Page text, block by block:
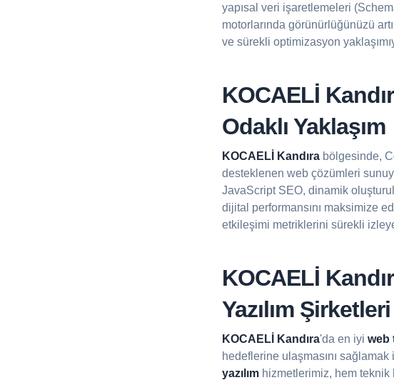
yapısal veri işaretlemeleri
motorlarında görünürlüğünüzü
ve sürekli optimizasyon
KOCAELİ
Odaklı Yaklaşım
KOCAELİ Kandırabölgesinde,
desteklenen web çözümleri
JavaScript SEO, dinamik
dijital performansını maksimize
etkileşimi metriklerini sürekli
KOCAELİ
Yazılım Şirketleri
KOCAELİ Kandıra'da en iyi web
hedeflerine ulaşmasını
yazılımhizmetlerimiz, hem teknik